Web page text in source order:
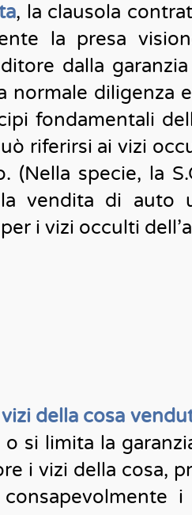
, la clausola
la presa
dalla
normale diligenza
fondamentali
riferirsi ai vizi
(Nella specie, la
vendita di auto
i vizi occulti
vizi della cosa
si limita la
i vizi della cosa,